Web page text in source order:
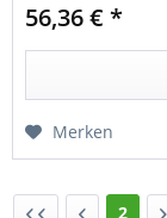
56,36 € *
Merken
2